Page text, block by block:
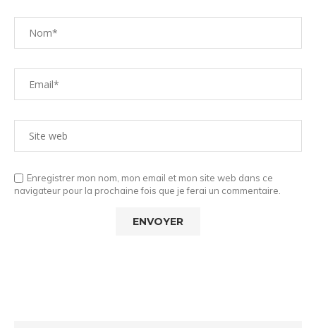
Enregistrer mon nom, mon email et mon site web dans ce
navigateur pour la prochaine fois que je ferai un commentaire.